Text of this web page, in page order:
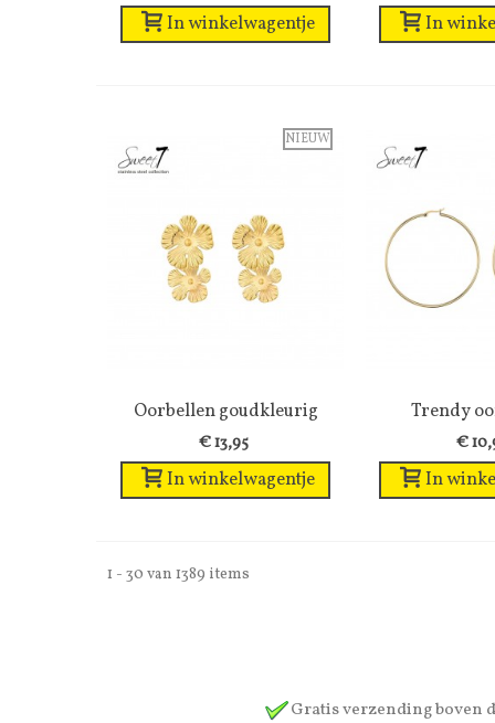
In winkelwagentje In
NIEUW
Wenslijst
Oorbellen goudkleurig
dubbele...
€ 13,95
In winkelwagentje
Trendy
€
In
1 - 30 van 1389 items
Gratis verzending boven